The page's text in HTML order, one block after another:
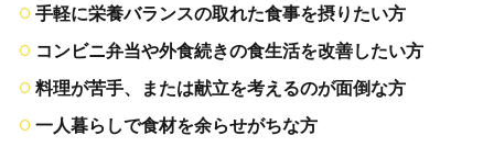
特徴
3：レ
ンジ
で温
める
だけ
手軽に栄養バランスの取れた食事を摂りたい方
コンビニ弁当や外食続きの食生活を改善したい方
料理が苦手、または献立を考えるのが面倒な方
一人暮らしで食材を余らせがちな方